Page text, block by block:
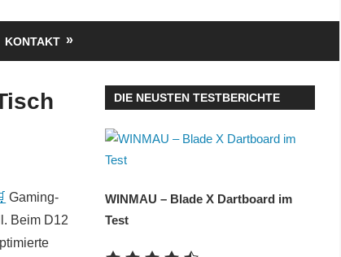
KONTAKT
Gaming-
Beim D12
DIE NEUSTEN TESTBERICHTE
WINMAU – Blade X Dartboard im
Test